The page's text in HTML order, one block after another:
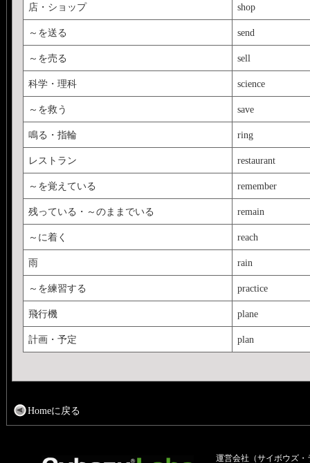
店・ショップ shop
～を送る send
～を売る sell
科学・理科 science
～を救う save
鳴る・指輪 ring
レストラン restaurant
～を覚えている remember
残っている・～のままでいる remain
～に着く reach
雨 rain
～を練習する practice
飛行機 plane
計画・予定 plan
Homeに戻る
運営会社（サイボウズ・